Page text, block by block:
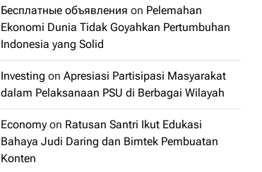
Бесплатные объявления on Pelemahan
Ekonomi Dunia Tidak Goyahkan Pertumbuhan
Indonesia yang Solid
Investing on Apresiasi Partisipasi Masyarakat
dalam Pelaksanaan PSU di Berbagai Wilayah
Economy on Ratusan Santri Ikut Edukasi
Bahaya Judi Daring dan Bimtek Pembuatan
Konten